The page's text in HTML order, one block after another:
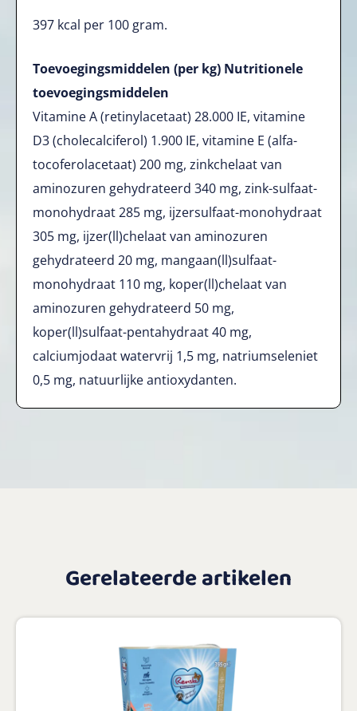
397 kcal per 100 gram.
Toevoegingsmiddelen (per kg) Nutritionele
toevoegingsmiddelen
Vitamine A (retinylacetaat) 28.000 IE, vitamine
D3 (cholecalciferol) 1.900 IE, vitamine E (alfa­
tocoferolacetaat) 200 mg, zinkchelaat van
aminozuren gehydrateerd 340 mg, zink-sulfaat­
monohydraat 285 mg, ijzersulfaat-monohydraat
305 mg, ijzer(ll)chelaat van aminozuren
gehydrateerd 20 mg, mangaan(ll)sulfaat-
monohydraat 110 mg, koper(ll)chelaat van
aminozuren gehydrateerd 50 mg,
koper(ll)sulfaat-pentahydraat 40 mg,
calciumjodaat watervrij 1,5 mg, natriumseleniet
0,5 mg, natuurlijke antioxydanten.
Gerelateerde artikelen